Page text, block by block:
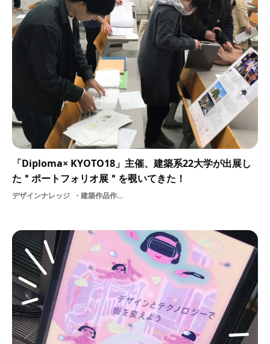
「Diploma× KYOTO18」主催、建築系22大学が出展し
た＂ポートフォリオ展＂を覗いてきた！
デザインナレッジ 建築作品作品集展示展示会設計イベントレポート就活展覧会